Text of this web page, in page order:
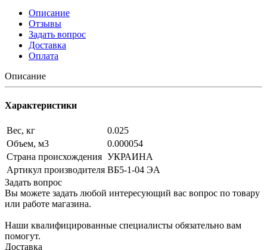
Описание
Отзывы
Задать вопрос
Доставка
Оплата
Описание
Характеристики
Вес, кг
0.025
Объем, м3
0.000054
Страна происхождения УКРАИНА
Артикул производителя ВБ5-1-04 ЭА
Задать вопрос
Вы можете задать любой интересующий вас вопрос по товару
или работе магазина.
Наши квалифицированные специалисты обязательно вам
помогут.
Доставка